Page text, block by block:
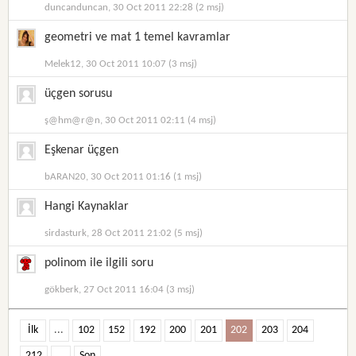
duncanduncan, 30 Oct 2011 22:28 (2 msj)
geometri ve mat 1 temel kavramlar
Melek12, 30 Oct 2011 10:07 (3 msj)
üçgen sorusu
ş@hm@r@n, 30 Oct 2011 02:11 (4 msj)
Eşkenar üçgen
bARAN20, 30 Oct 2011 01:16 (1 msj)
Hangi Kaynaklar
sirdasturk, 28 Oct 2011 21:02 (5 msj)
polinom ile ilgili soru
gökberk, 27 Oct 2011 16:04 (3 msj)
İlk ... 102 152 192 200 201 202 203 204